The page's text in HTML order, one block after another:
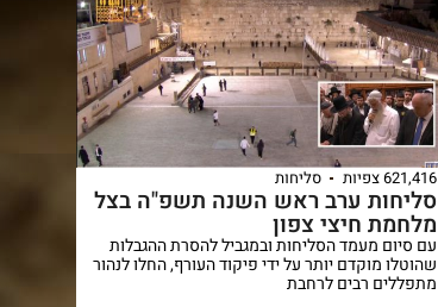
621,416 צפיות סליחות
סליחות ערב ראש השנה תשפ"ה בצל
מלחמת חיצי צפון
עם סיום מעמד הסליחות ובמגביל להסרת ההגבלות
שהוטלו מוקדם יותר על ידי פיקוד העורף, החלו לנהור
מתפללים רבים לרחבת